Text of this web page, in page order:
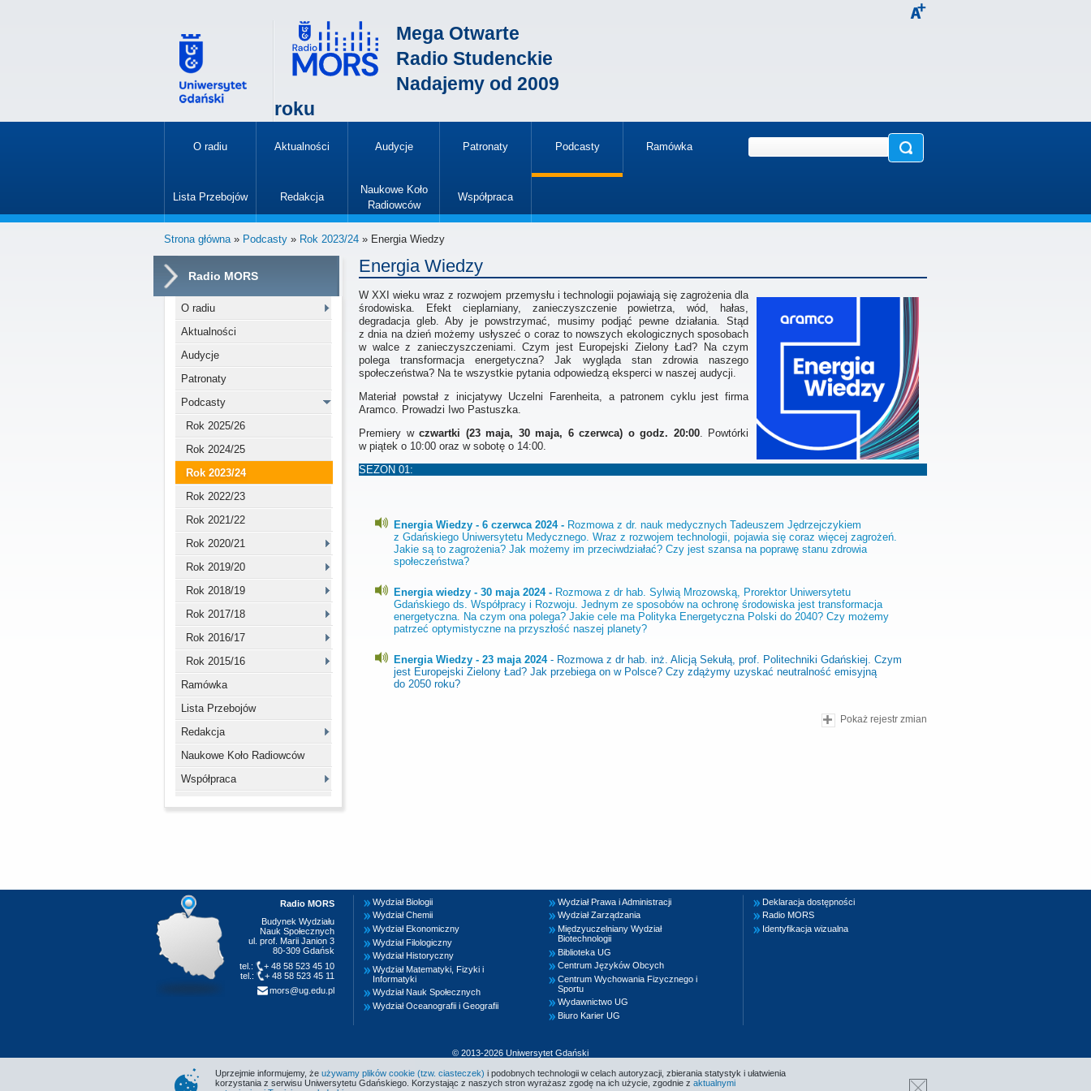
Mega Otwarte
Radio Studenckie
Nadajemy od 2009
roku
O radiu Aktualności Audycje Patronaty Podcasty
»
Ramówka
Lista Przebojów Redakcja
Naukowe Koło
Radiowców
Współpraca
Strona główna» Podcasty » Rok 2023/24 » Energia Wiedzy
Radio MORS
O radiu
Aktualności
Audycje
Patronaty
Podcasty
Rok 2025/26
Rok 2024/25
Rok 2023/24
Rok 2022/23
Rok 2021/22
Rok 2020/21
Rok 2019/20
Rok 2018/19
Rok 2017/18
Rok 2016/17
Rok 2015/16
Ramówka
Lista Przebojów
Redakcja
Naukowe Koło Radiowców
Współpraca
Energia Wiedzy
W XXI wieku wraz z rozwojem przemysłu i technologii pojawiają się zagrożenia dla
środowiska. Efekt cieplarniany, zanieczyszczenie powietrza, wód, hałas,
degradacja gleb. Aby je powstrzymać, musimy podjąć pewne działania. Stąd
z dnia na dzień możemy usłyszeć o coraz to nowszych ekologicznych sposobach
w walce z zanieczyszczeniami. Czym jest Europejski Zielony Ład? Na czym
polega transformacja energetyczna? Jak wygląda stan zdrowia naszego
społeczeństwa? Na te wszystkie pytania odpowiedzą eksperci w naszej audycji.
Materiał powstał z inicjatywy Uczelni Farenheita, a patronem cyklu jest firma
Aramco. Prowadzi Iwo Pastuszka.
Premiery w czwartki (23 maja, 30 maja, 6 czerwca) o godz. 20:00. Powtórki
w piątek o 10:00 oraz w sobotę o 14:00.
SEZON 01:
Energia Wiedzy - 6 czerwca 2024 - Rozmowa z dr. nauk medycznych Tadeuszem Jędrzejczykiem
z Gdańskiego Uniwersytetu Medycznego. Wraz z rozwojem technologii, pojawia się coraz więcej zagrożeń.
Jakie są to zagrożenia? Jak możemy im przeciwdziałać? Czy jest szansa na poprawę stanu zdrowia
społeczeństwa?
Energia wiedzy - 30 maja 2024 - Rozmowa z dr hab. Sylwią Mrozowską, Prorektor Uniwersytetu
Gdańskiego ds. Współpracy i Rozwoju. Jednym ze sposobów na ochronę środowiska jest transformacja
energetyczna. Na czym ona polega? Jakie cele ma Polityka Energetyczna Polski do 2040? Czy możemy
patrzeć optymistyczne na przyszłość naszej planety?
Energia Wiedzy - 23 maja 2024- Rozmowa z dr hab. inż. Alicją Sekułą, prof. Politechniki Gdańskiej. Czym
jest Europejski Zielony Ład? Jak przebiega on w Polsce? Czy zdążymy uzyskać neutralność emisyjną
do 2050 roku?
Pokaż rejestr zmian
Radio MORS
Budynek Wydziału
Nauk Społecznych
ul. prof. Marii Janion 3
80-309 Gdańsk
tel.:
+ 48 58 523 45 10
tel.:
+ 48 58 523 45 11
mors@ug.edu.pl
Wydział Biologii
Wydział Chemii
Wydział Ekonomiczny
Wydział Filologiczny
Wydział Historyczny
Wydział Matematyki, Fizyki i
Informatyki
Wydział Nauk Społecznych
Wydział Oceanografii i Geografii
Wydział Prawa i Administracji
Wydział Zarządzania
Międzyuczelniany Wydział
Biotechnologii
Biblioteka UG
Centrum Języków Obcych
Centrum Wychowania Fizycznego i
Sportu
Wydawnictwo UG
Biuro Karier UG
Deklaracja dostępności
Radio MORS
Identyfikacja wizualna
© 2013-2026 Uniwersytet Gdański
Uprzejmie informujemy, że używamy plików cookie (tzw. ciasteczek) i podobnych technologii w celach autoryzacji, zbierania statystyk i ułatwienia
korzystania z serwisu Uniwersytetu Gdańskiego. Korzystając z naszych stron wyrażasz zgodę na ich użycie, zgodnie z aktualnymi